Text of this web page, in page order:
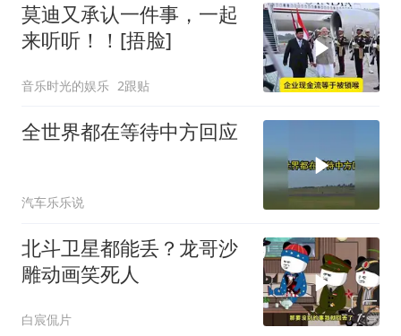
莫迪又承认一件事，一起
来听听！！[捂脸]
音乐时光的娱乐 2跟贴
全世界都在等待中方回应
汽车乐乐说
北斗卫星都能丢？龙哥沙
雕动画笑死人
白宸侃片